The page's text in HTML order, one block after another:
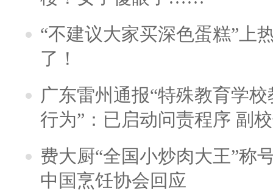
“不建议大家买深色蛋糕”上
了！
广东雷州通报“特殊教育学
行为”：已启动问责程序 副
费大厨“全国小炒肉大王”称
中国烹饪协会回应